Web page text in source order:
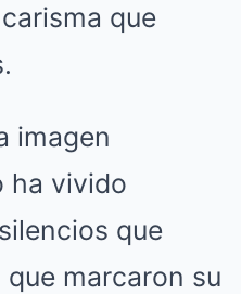
que
imagen
ha vivido
que
marcaron su